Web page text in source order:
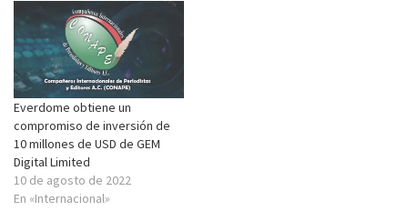
Everdome obtiene un
compromiso de inversión de
10 millones de USD de GEM
Digital Limited
10 de agosto de 2022
En «Internacional»